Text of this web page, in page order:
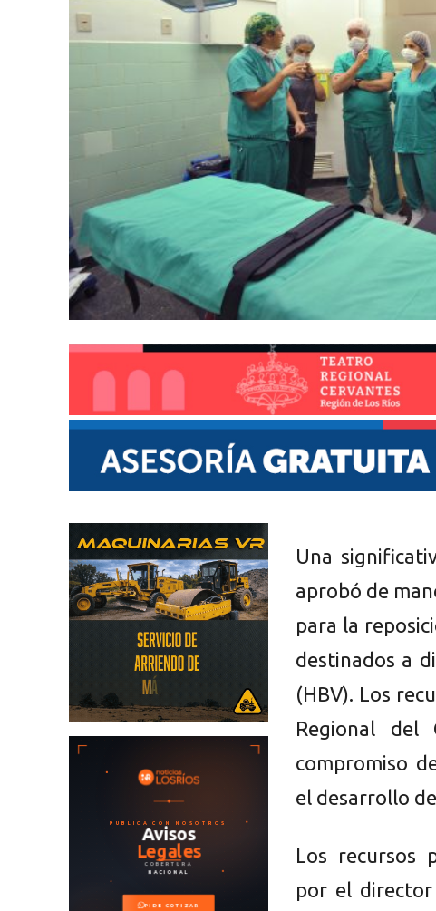
Una
aprobó de
para la
destinados a
(HBV). Los
Regional del
compromiso
el desarrollo
Los recursos
por el director